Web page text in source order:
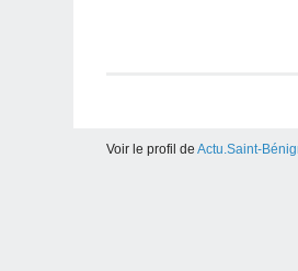
Voir le profil de Actu.Saint-